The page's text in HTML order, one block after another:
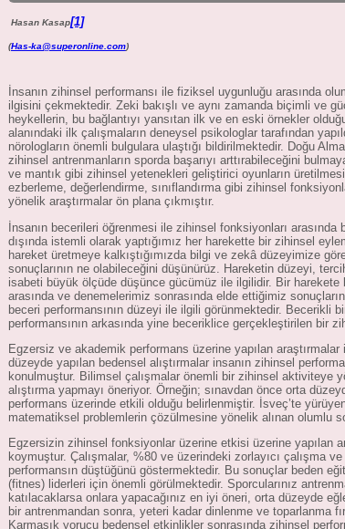
Hasan Kasap[1]
(Has-ka@superonline.com)
İnsanın zihinsel performansı ile fiziksel uygunluğu arasında
ilgisini çekmektedir. Zeki bakışlı ve aynı zamanda biçimli ve
heykellerin, bu bağlantıyı yansıtan ilk ve en eski örnekler
alanındaki ilk çalışmaların deneysel psikologlar tarafından
nörologların önemli bulgulara ulaştığı bildirilmektedir. Doğu
zihinsel antrenmanların sporda başarıyı arttırabileceğini
ve mantık gibi zihinsel yetenekleri geliştirici oyunların
ezberleme, değerlendirme, sınıflandırma gibi zihinsel
yönelik araştırmalar ön plana çıkmıştır.
İnsanın becerileri öğrenmesi ile zihinsel fonksiyonları
dışında istemli olarak yaptığımız her harekette bir zihinsel
hareket üretmeye kalkıştığımızda bilgi ve zekâ düzeyimize
sonuçlarının ne olabileceğini düşünürüz. Hareketin düzeyi,
isabeti büyük ölçüde düşünce gücümüz ile ilgilidir. Bir
arasında ve denemelerimiz sonrasında elde ettiğimiz
beceri performansının düzeyi ile ilgili görünmektedir. Becerikli
performansının arkasında yine beceriklice gerçekleştirilen bir
Egzersiz ve akademik performans üzerine yapılan
düzeyde yapılan bedensel alıştırmalar insanın zihinsel
konulmuştur. Bilimsel çalışmalar önemli bir zihinsel aktiviteye
alıştırma yapmayı öneriyor. Örneğin; sınavdan önce orta
performans üzerinde etkili olduğu belirlenmiştir. İsveç’te
matematiksel problemlerin çözülmesine yönelik alınan olumlu
Egzersizin zihinsel fonksiyonlar üzerine etkisi üzerine yapılan
koymuştur. Çalışmalar, %80 ve üzerindeki zorlayıcı çalışma
performansın düştüğünü göstermektedir. Bu sonuçlar beden
(fitnes) liderleri için önemli görülmektedir. Sporcularınız
katılacaklarsa onlara yapacağınız en iyi öneri, orta düzeyde
bir antrenmandan sonra, yeteri kadar dinlenme ve toparlanma
Karmaşık yorucu bedensel etkinlikler sonrasında zihinsel